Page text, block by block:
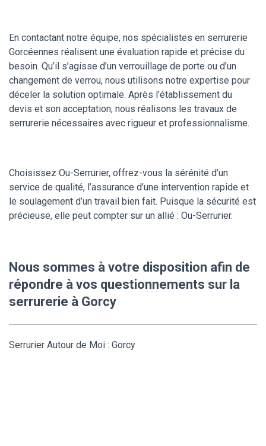
En contactant notre équipe, nos spécialistes en serrurerie
Gorcéennes réalisent une évaluation rapide et précise du
besoin. Qu’il s’agisse d’un verrouillage de porte ou d’un
changement de verrou, nous utilisons notre expertise pour
déceler la solution optimale. Après l’établissement du
devis et son acceptation, nous réalisons les travaux de
serrurerie nécessaires avec rigueur et professionnalisme.
Choisissez Ou-Serrurier, offrez-vous la sérénité d’un
service de qualité, l’assurance d’une intervention rapide et
le soulagement d’un travail bien fait. Puisque la sécurité est
précieuse, elle peut compter sur un allié : Ou-Serrurier.
Nous sommes à votre disposition afin de
répondre à vos questionnements sur la
serrurerie à Gorcy
Serrurier Autour de Moi : Gorcy